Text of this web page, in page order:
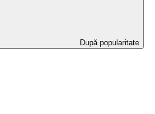
După popularitate